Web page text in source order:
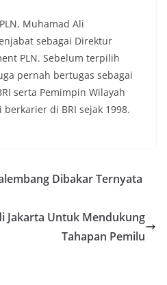
Muhamad Ali
sebagai Direktur
PLN. Sebelum terpilih
pernah bertugas sebagai
serta Pemimpin Wilayah
berkarier di BRI sejak 1998.
Dibakar Ternyata
Jakarta Untuk Mendukung
Tahapan Pemilu